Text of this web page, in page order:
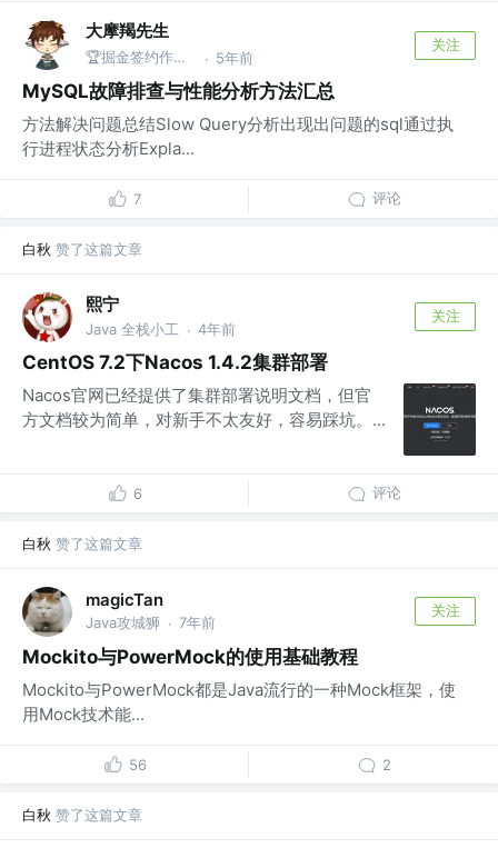
大摩羯先生
🏆掘金签约作者 | Golang/Java开发者 @字节跳动 · 5年前
关注
MySQL故障排查与性能分析方法汇总
方法解决问题总结Slow Query分析出现出问题的sql通过执
行进程状态分析Expla...
7 评论
白秋 赞了这篇文章
熙宁
Java 全栈小工 · 4年前
关注
CentOS 7.2下Nacos 1.4.2集群部署
Nacos官网已经提供了集群部署说明文档，但官
方文档较为简单，对新手不太友好，容易踩坑。...
6 评论
白秋 赞了这篇文章
magicTan
Java攻城狮 · 7年前
关注
Mockito与PowerMock的使用基础教程
Mockito与PowerMock都是Java流行的一种Mock框架，使
用Mock技术能...
56 2
白秋 赞了这篇文章